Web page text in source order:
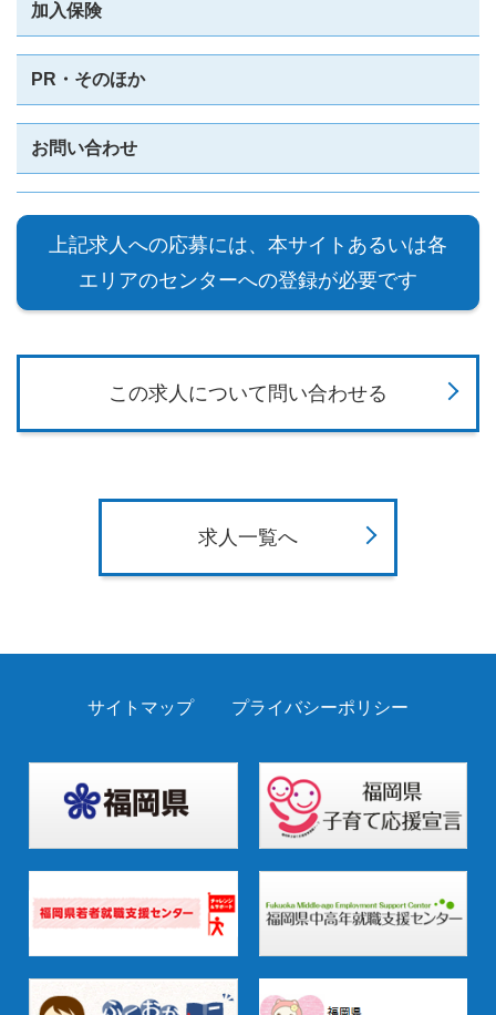
加入保険
PR・そのほか
お問い合わせ
上記求人への応募には、本サイトあるいは各
エリアのセンターへの登録が必要です
この求人について問い合わせる
求人一覧へ
サイトマップ プライバシーポリシー